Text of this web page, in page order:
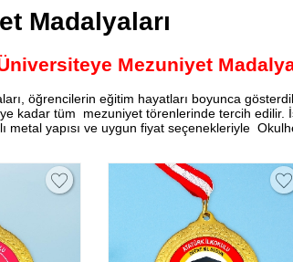
Madalyaları
Mezuniyet
öğrencilerin eğitim hayatları boyunca
kadar tüm mezuniyet törenlerinde tercih edilir.
metal yapısı ve uygun fiyat seçenekleriyle